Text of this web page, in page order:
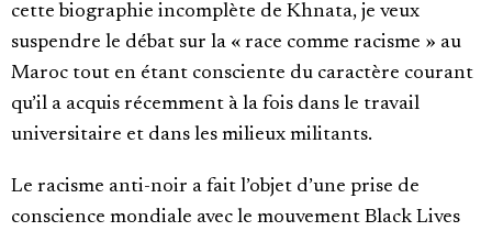
cette biographie incomplète de Khnata, je veux
suspendre le débat sur la « race comme racisme » au
Maroc tout en étant consciente du caractère courant
qu’il a acquis récemment à la fois dans le travail
universitaire et dans les milieux militants.
Le racisme anti-noir a fait l’objet d’une prise de
conscience mondiale avec le mouvement Black Lives